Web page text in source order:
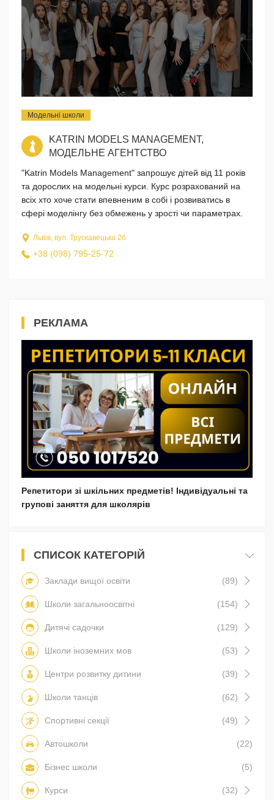
Модельні школи
KATRIN MODELS MANAGEMENT,
МОДЕЛЬНЕ АГЕНТСТВО
"Katrin Models Management" запрошує дітей від 11 років
та дорослих на модельні курси. Курс розрахований на
всіх хто хоче стати впевненим в собі і розвиватись в
сфері моделінгу без обмежень у зрості чи параметрах.
Львів, вул. Трускавецька 2б
+38 (098) 795-25-72
СПИСОК КАТЕГОРІЙ
Заклади вищої освіти (89)
Школи загальноосвітні (154)
Дитячі садочки (129)
Школи іноземних мов (53)
Центри розвитку дитини (39)
Школи танців (62)
Спортивні секції (49)
Автошколи (22)
Бізнес школи (5)
Курси (32)
РЕКЛАМА
Репетитори зі шкільних предметів! Індивідуальні та
групові заняття для школярів